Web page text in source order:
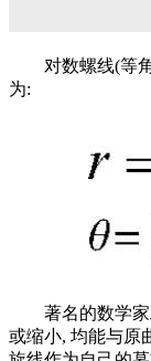
对数螺线(等
为:
著名的数学
或缩小, 均能与原